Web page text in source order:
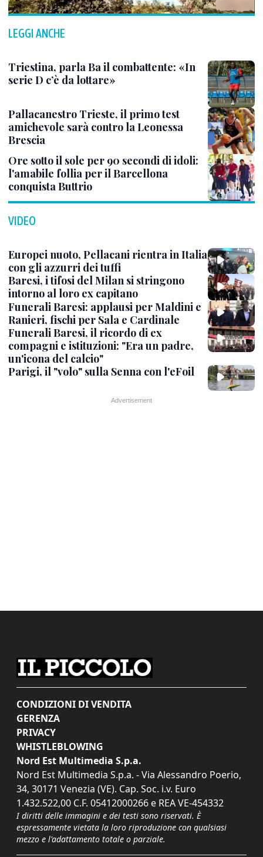
LEGGI ANCHE
Triestina, parla Ba il combattente: «In
serie D c’è da lottare»
Pallacanestro Trieste, il primo test
amichevole sarà contro la Leonessa
Brescia
Ore sotto il sole per 90 secondi di idoli:
l'amabile follia per il Barcellona
conquista Buttrio
VIDEO
Europei nuoto, Pellacani rientra in Italia
con gli azzurri dei tuffi
Baresi, i tifosi del Milan si stringono
intorno al loro ex capitano
Funerali Baresi: applausi per Maldini e
Ranieri, fischi per Sala e Cardinale
Funerali Baresi, il ricordo di ex
compagni e istituzioni: "Era un padre,
un'icona del calcio"
Parigi, il "volo" sulla Senna con l'eFoil
CONDIZIONI DI VENDITA
GERENZA
PRIVACY
WHISTLEBLOWING
Nord Est Multimedia S.p.a.
Nord Est Multimedia S.p.a. - Via Alessandro Poerio,
34, 30171 Venezia (VE). Cap. Soc. i.v. Euro
1.432.522,00 C.F. 05412000266 e REA VE-454332
I diritti delle immagini e dei testi sono riservati. È
espressamente vietata la loro riproduzione con qualsiasi
mezzo e l'adattamento totale o parziale.